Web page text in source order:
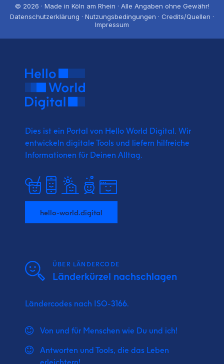
© 2026 · Made in Köln am Rhein · Alle Angaben ohne Gewähr!
Datenschutzerklärung · Nutzungsbedingungen · Credits/Quellen ·
Impressum
Dies ist ein Portal von Hello World Digital. Wir
entwickeln digitale Tools und liefern hilfreiche
Informationen für Deinen Alltag.
hello-world.digital
ÜBER LÄNDERCODE
Länderkürzel nachschlagen
Ländercodes nach ISO-3166.
Von und für Menschen wie Du und ich!
Antworten und Tools, die das Leben
erleichtern!